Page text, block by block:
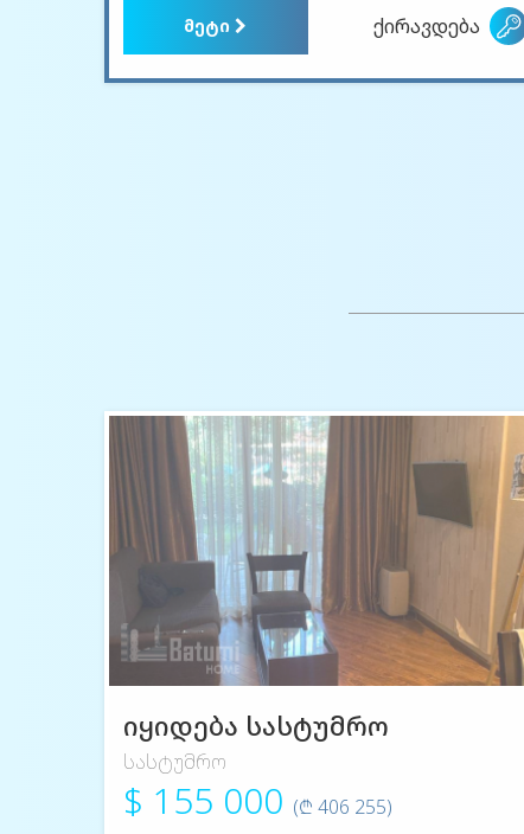
მეტი ქირავდება
იყიდება სასტუმრო
სასტუმრო
$ 155 000 (₾ 406 255)